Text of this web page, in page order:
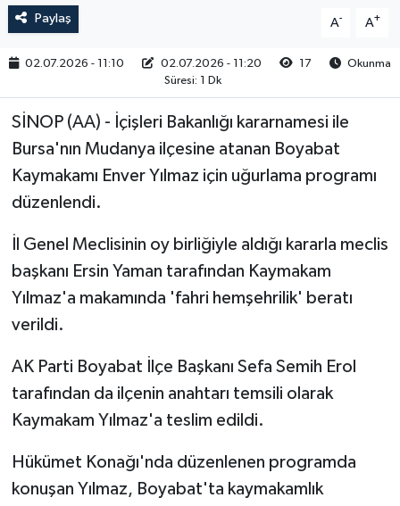
Paylaş A- A+
02.07.2026 - 11:10 02.07.2026 - 11:20 17
Okunma
Süresi: 1 Dk
SİNOP (AA) - İçişleri Bakanlığı kararnamesi ile
Bursa'nın Mudanya ilçesine atanan Boyabat
Kaymakamı Enver Yılmaz için uğurlama programı
düzenlendi.
İl Genel Meclisinin oy birliğiyle aldığı kararla meclis
başkanı Ersin Yaman tarafından Kaymakam
Yılmaz'a makamında 'fahri hemşehrilik' beratı
verildi.
AK Parti Boyabat İlçe Başkanı Sefa Semih Erol
tarafından da ilçenin anahtarı temsili olarak
Kaymakam Yılmaz'a teslim edildi.
Hükümet Konağı'nda düzenlenen programda
konuşan Yılmaz, Boyabat'ta kaymakamlık